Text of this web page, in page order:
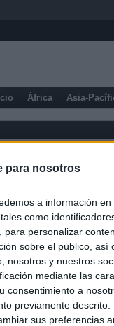
para nosotros
a información
como
personalizar
sobre el público, así
nosotros y nuestros
mediante las
consentimiento a
previamente descrito.
sus preferencias
África Asia-